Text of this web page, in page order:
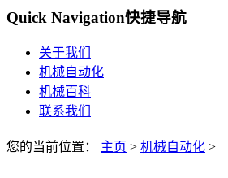
Quick Navigation快捷导航
关于我们
机械自动化
机械百科
联系我们
您的当前位置： 主页 > 机械自动化 >